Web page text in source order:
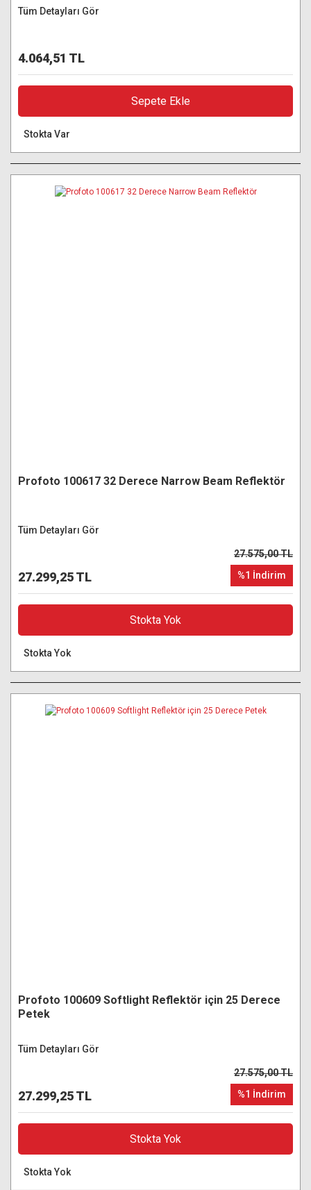
Tüm Detayları Gör
4.064,51 TL
Sepete Ekle
Stokta Var
Profoto 100617 32 Derece Narrow Beam Reflektör
Tüm Detayları Gör
27.299,25 TL
27.575,00 TL
%1 İndirim
Stokta Yok
Stokta Yok
Profoto 100609 Softlight Reflektör için 25 Derece
Petek
Tüm Detayları Gör
27.299,25 TL
27.575,00 TL
%1 İndirim
Stokta Yok
Stokta Yok